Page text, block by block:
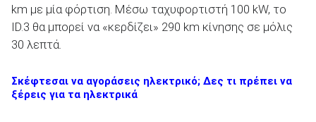
km με μία φόρτιση. Μέσω ταχυφορτιστή 100 kW, το
ID.3 θα μπορεί να «κερδίζει» 290 km κίνησης σε μόλις
30 λεπτά.
Σκέφτεσαι να αγοράσεις ηλεκτρικό; Δες τι πρέπει να
ξέρεις για τα ηλεκτρικά